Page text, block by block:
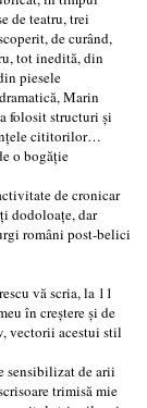
de teatru, trei
de curând,
tot inedită, din
piesele
Marin
folosit structuri şi
cititorilor…
o bogăţie
de cronicar
dodoloaţe, dar
români post-belici
vă scria, la 11
în creştere şi de
vectorii acestui stil
de arii
trimisă mie